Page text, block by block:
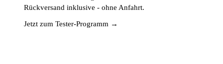
Rückversand inklusive - ohne Anfahrt.
Jetzt zum Tester-Programm →